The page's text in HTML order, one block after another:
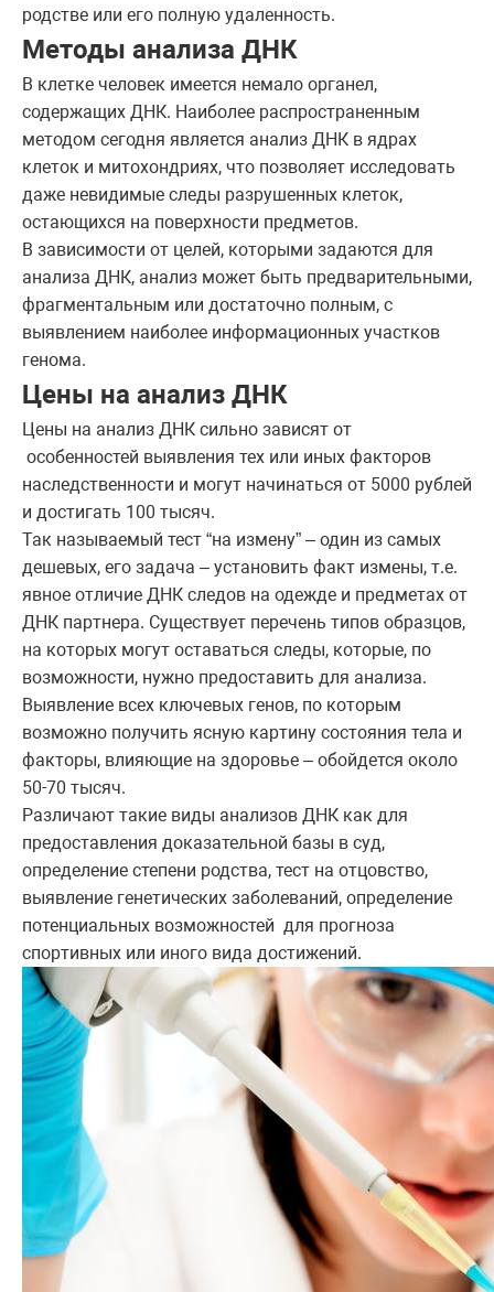
родстве или его полную удаленность.
Методы анализа ДНК
В клетке человек имеется немало органел,
содержащих ДНК. Наиболее распространенным
методом сегодня является анализ ДНК в ядрах
клеток и митохондриях, что позволяет исследовать
даже невидимые следы разрушенных клеток,
остающихся на поверхности предметов.
В зависимости от целей, которыми задаются для
анализа ДНК, анализ может быть предварительными,
фрагментальным или достаточно полным, с
выявлением наиболее информационных участков
генома.
Цены на анализ ДНК
Цены на анализ ДНК сильно зависят от
особенностей выявления тех или иных факторов
наследственности и могут начинаться от 5000 рублей
и достигать 100 тысяч.
Так называемый тест “на измену” – один из самых
дешевых, его задача – установить факт измены, т.е.
явное отличие ДНК следов на одежде и предметах от
ДНК партнера. Существует перечень типов образцов,
на которых могут оставаться следы, которые, по
возможности, нужно предоставить для анализа.
Выявление всех ключевых генов, по которым
возможно получить ясную картину состояния тела и
факторы, влияющие на здоровье – обойдется около
50-70 тысяч.
Различают такие виды анализов ДНК как для
предоставления доказательной базы в суд,
определение степени родства, тест на отцовство,
выявление генетических заболеваний, определение
потенциальных возможностей для прогноза
спортивных или иного вида достижений.